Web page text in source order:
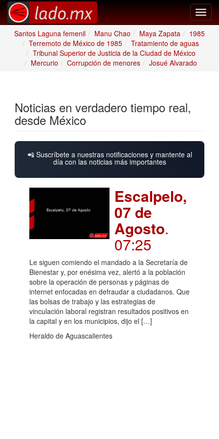
Santos Laguna femenil
Manu Chao Maya Zapata
1985
Terremoto de México de 1985
Tratamiento de aguas
Tribunal Superior de Justicia de la Ciudad de México
Mercurio
Corrupción de menores Josué Alvarado
Noticias en verdadero tiempo real,
desde México
📲 Suscríbete a nuestras notificaciones y mantente al
día con las noticias más importantes
Escalpelo,
07 de
Agosto.
07:25
Le siguen comiendo el mandado a la Secretaría de
Bienestar y, por enésima vez, alertó a la población
sobre la operación de personas y páginas de
internet enfocadas en defraudar a ciudadanos. Que
las bolsas de trabajo y las estrategias de
vinculación laboral registran resultados positivos en
la capital y en los municipios, dijo el […]
Heraldo de Aguascalientes